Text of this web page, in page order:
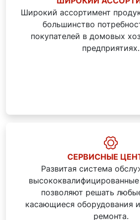
Широкий ассортимент
большинство
покупателей в домовых
предприятиях.
СЕРВИСНЫЕ
Развитая система
позволяют решать
касающиеся оборудования
ремонта.